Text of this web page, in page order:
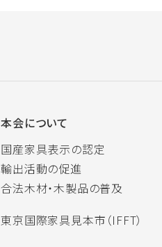
本会について
国産家具表示の認定
輸出活動の促進
合法木材・木製品の普及
東京国際家具見本市（IFFT）